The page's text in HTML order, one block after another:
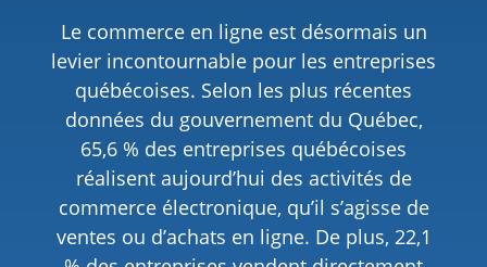
Le commerce en ligne est désormais un
levier incontournable pour les entreprises
québécoises. Selon les plus récentes
données du gouvernement du Québec,
65,6 % des entreprises québécoises
réalisent aujourd’hui des activités de
commerce électronique, qu’il s’agisse de
ventes ou d’achats en ligne. De plus, 22,1